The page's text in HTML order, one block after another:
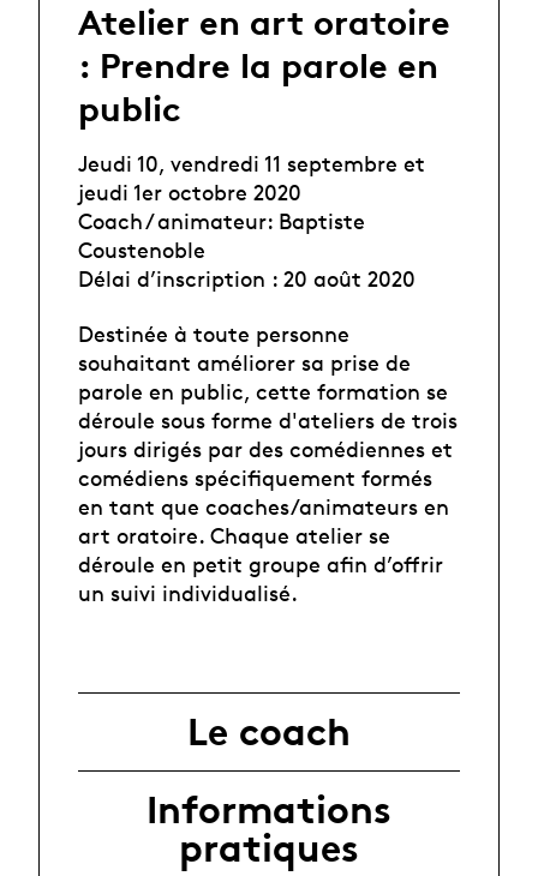
Atelier en art oratoire
: Prendre la parole en
public
Jeudi 10, vendredi 11 septembre et
jeudi 1er octobre 2020
Coach / animateur: Baptiste
Coustenoble
Délai d’inscription : 20 août 2020
Destinée à toute personne
souhaitant améliorer sa prise de
parole en public, cette formation se
déroule sous forme d'ateliers de trois
jours dirigés par des comédiennes et
comédiens spécifiquement formés
en tant que coaches/animateurs en
art oratoire. Chaque atelier se
déroule en petit groupe afin d’offrir
un suivi individualisé.
Le coach
Informations
pratiques